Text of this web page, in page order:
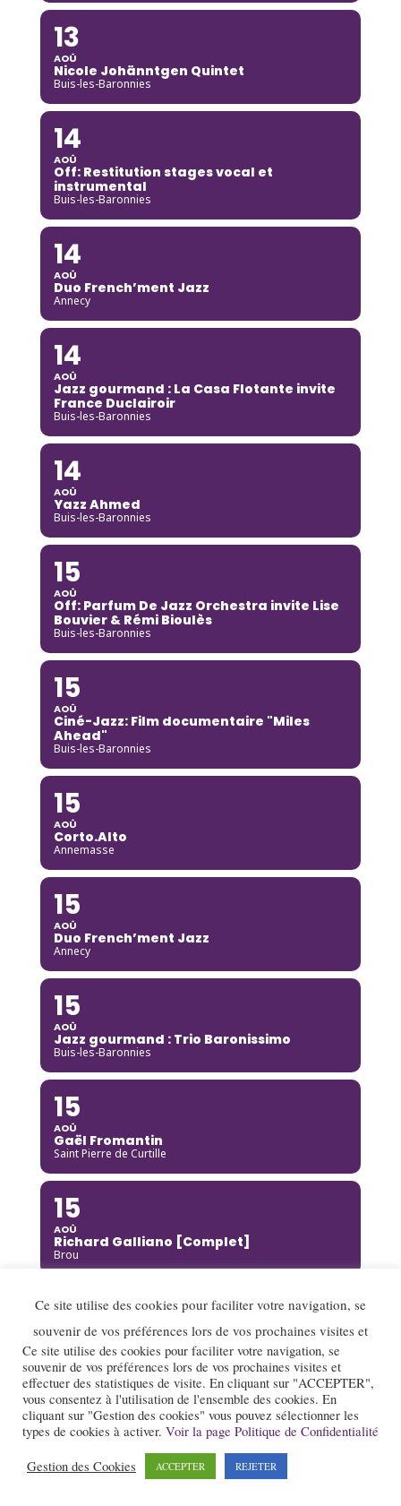
13
AOÛ
Nicole Johänntgen Quintet
Buis-les-Baronnies
14
AOÛ
Off: Restitution stages vocal et
instrumental
Buis-les-Baronnies
14
AOÛ
Duo French’ment Jazz
Annecy
14
AOÛ
Jazz gourmand : La Casa Flotante invite
France Duclairoir
Buis-les-Baronnies
14
AOÛ
Yazz Ahmed
Buis-les-Baronnies
15
AOÛ
Off: Parfum De Jazz Orchestra invite Lise
Bouvier & Rémi Bioulès
Buis-les-Baronnies
15
AOÛ
Ciné-Jazz: Film documentaire "Miles
Ahead"
Buis-les-Baronnies
15
AOÛ
Corto.Alto
Annemasse
15
AOÛ
Duo French’ment Jazz
Annecy
15
AOÛ
Jazz gourmand : Trio Baronissimo
Buis-les-Baronnies
15
AOÛ
Gaël Fromantin
Saint Pierre de Curtille
15
AOÛ
Richard Galliano [Complet]
Brou
15
AOÛ
Kinga Glyk
Buis-les-Baronnies
16
AOÛ
Hot Club de Boukravie
Ce site utilise des cookies pour faciliter votre navigation, se
souvenir de vos préférences lors de vos prochaines visites et
Ce site utilise des cookies pour faciliter votre navigation, se
souvenir de vos préférences lors de vos prochaines visites et
effectuer des statistiques de visite. En cliquant sur "ACCEPTER",
vous consentez à l'utilisation de l'ensemble des cookies. En
cliquant sur "Gestion des cookies" vous pouvez sélectionner les
types de cookies à activer. Voir la page Politique de Confidentialité
Gestion des Cookies ACCEPTER REJETER